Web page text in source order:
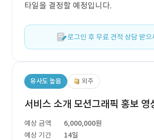
타일을 결정할 예정입니다.
로그인 후 무료 견적 상담 받으
유사도 높음 외주
서비스 소개 모션그래픽 홍보 영
예상 금액
6,000,000원
예상 기간
14일